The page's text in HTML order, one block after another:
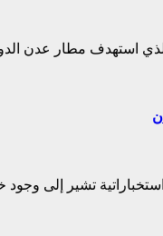
الذي استهدف مطار عدن
تشير إلى وجود